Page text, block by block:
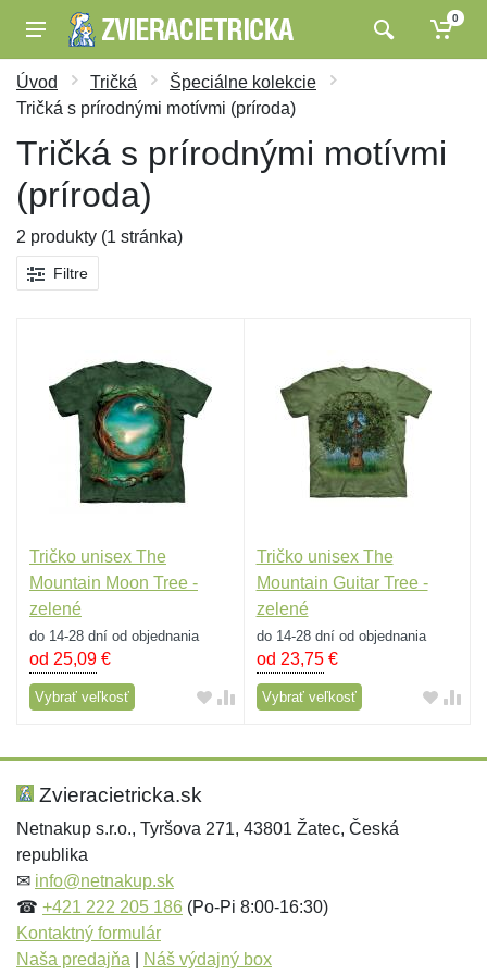
0
Úvod Tričká
Špeciálne kolekcie
Tričká s prírodnými motívmi (príroda)
Tričká s prírodnými motívmi
(príroda)
2 produkty (1 stránka)
Filtre
Tričko unisex The
Mountain Moon Tree -
zelené
do 14-28 dní od objednania
od 25,09 €
Vybrať veľkosť
Tričko unisex The
Mountain Guitar Tree -
zelené
do 14-28 dní od objednania
od 23,75€
Vybrať veľkosť
Zvieracietricka.sk
Netnakup s.r.o., Tyršova 271, 43801 Žatec, Česká
republika
✉ info@netnakup.sk
☎ +421 222 205 186 (Po-Pi 8:00-16:30)
Kontaktný formulár
Naša predajňa
Náš výdajný box